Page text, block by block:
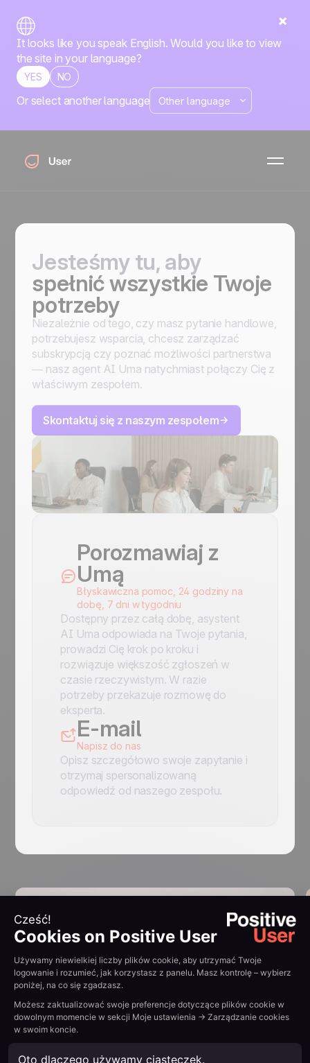
It looks like you speak English. Would you like to view
the site in your language?
YES NO
Or select another language
Skontaktuj się z
Nasze europejskie zespoły zapewniają wsparcie w
Jesteśmy tu, aby
spełnić wszystkie Twoje
potrzeby
Niezależnie od tego, czy masz pytanie handlowe,
potrzebujesz wsparcia, chcesz zarządzać
subskrypcją czy poznać możliwości partnerstwa
— nasz agent AI Uma natychmiast połączy Cię z
właściwym zespołem.
Skontaktuj się z naszym zespołem
Porozmawiaj z
Umą
Błyskawiczna pomoc, 24 godziny na
dobę, 7 dni w tygodniu
Dostępny przez całą dobę, asystent
AI Uma odpowiada na Twoje pytania,
prowadzi Cię krok po kroku i
rozwiązuje większość zgłoszeń w
czasie rzeczywistym. W razie
potrzeby przekazuje rozmowę do
eksperta.
E-mail
Napisz do nas
Opisz szczegółowo swoje zapytanie i
otrzymaj spersonalizowaną
odpowiedź od naszego zespołu.